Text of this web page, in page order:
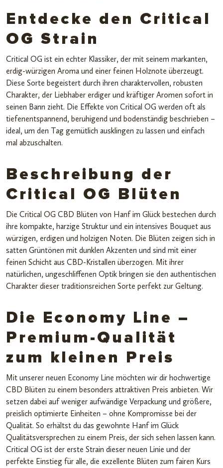
Entdecke den Critical
OG Strain
Critical OG ist ein echter Klassiker, der mit seinem markanten,
erdig-würzigen Aroma und einer feinen Holznote überzeugt.
Diese Sorte begeistert durch ihren charaktervollen, robusten
Charakter, der Liebhaber erdiger und kräftiger Aromen sofort in
seinen Bann zieht. Die Effekte von Critical OG werden oft als
tiefenentspannend, beruhigend und bodenständig beschrieben –
ideal, um den Tag gemütlich ausklingen zu lassen und einfach
mal abzuschalten.
Beschreibung der
Critical OG Blüten
Die Critical OG CBD Blüten von Hanf im Glück bestechen durch
ihre kompakte, harzige Struktur und ein intensives Bouquet aus
würzigen, erdigen und holzigen Noten. Die Blüten zeigen sich in
satten Grüntönen mit dunklen Akzenten und sind mit einer
feinen Schicht aus CBD-Kristallen überzogen. Mit ihrer
natürlichen, ungeschliffenen Optik bringen sie den authentischen
Charakter dieser traditionsreichen Sorte perfekt zur Geltung.
Die Economy Line –
Premium-Qualität
zum kleinen Preis
Mit unserer neuen Economy Line möchten wir dir hochwertige
CBD Blüten zu einem besonders attraktiven Preis anbieten. Wir
setzen dabei auf weniger aufwändige Verpackung und größere,
preislich optimierte Einheiten – ohne Kompromisse bei der
Qualität. So erhältst du das gewohnte Hanf im Glück
Qualitätsversprechen zu einem Preis, der sich sehen lassen kann.
Critical OG ist der erste Strain dieser neuen Linie und der
perfekte Einstieg für alle, die exzellente Blüten zum fairen Kurs